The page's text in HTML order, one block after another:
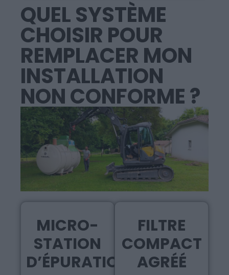
QUEL SYSTÈME
CHOISIR POUR
REMPLACER MON
INSTALLATION
NON CONFORME ?
MICRO-
STATION
D’ÉPURATION
FILTRE
COMPACT
AGRÉÉ